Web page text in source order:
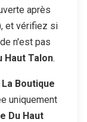
après
et vérifiez si
n'est pas
Haut Talon.
La Boutique
uniquement
Du Haut